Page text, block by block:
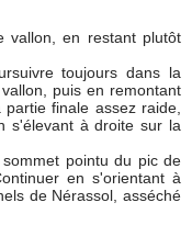
vallon, en restant plutôt
toujours dans la
puis en remontant
finale assez raide,
s'élevant à droite sur la
pointu du pic de
en s'orientant à
de Nérassol, asséché